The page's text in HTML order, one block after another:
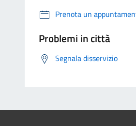
Prenota un
Problemi in città
Segnala disservizio